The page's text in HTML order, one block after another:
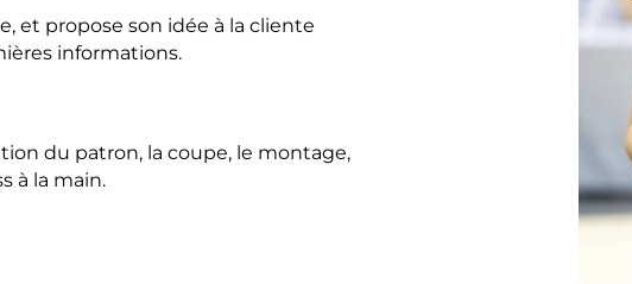
et propose son idée à la cliente
informations.
du patron, la coupe, le montage,
à la main.